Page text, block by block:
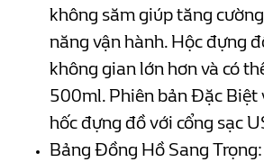
không săm giúp tăng
năng vận hành. Hộc đựng
không gian lớn hơn và có
500ml. Phiên bản Đặc Biệt
hốc đựng đồ với cổng sạc
Bảng Đồng Hồ Sang